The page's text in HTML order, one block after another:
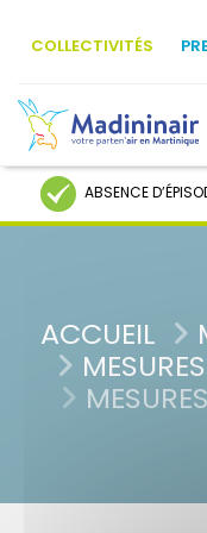
COLLECTIVITÉS
ABSENCE
ACCUEIL
Membre de